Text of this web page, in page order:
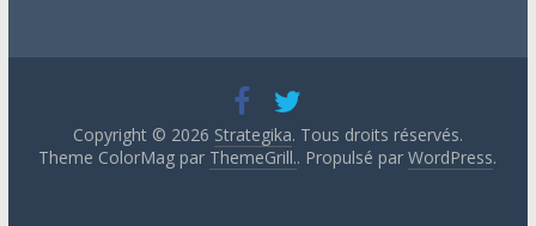
Copyright © 2026 Strategika. Tous droits réservés.
Theme ColorMag par ThemeGrill.. Propulsé parWordPress.